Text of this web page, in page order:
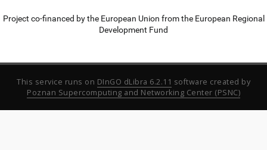
Project co-financed by the European Union from the European Regional
Development Fund
This service runs on DInGO dLibra 6.2.11 software created by
Poznan Supercomputing and Networking Center (PSNC)